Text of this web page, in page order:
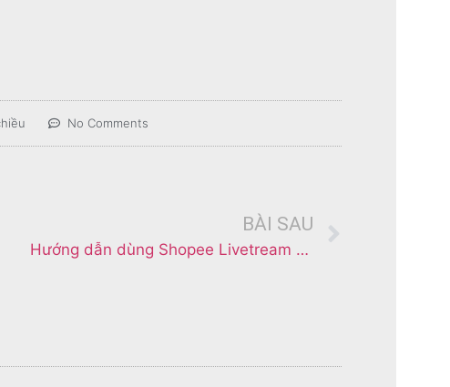
No Comments
BÀI SAU
Hướng dẫn dùng Shopee Livetream để bán hàng